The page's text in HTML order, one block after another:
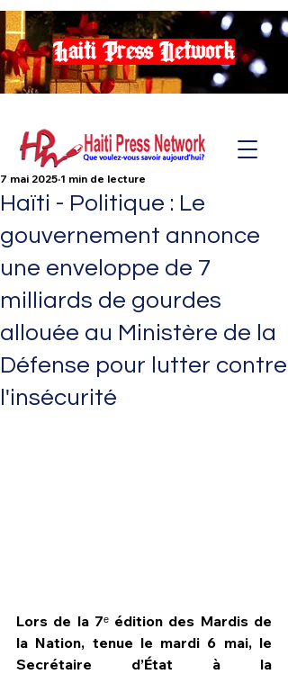
Haiti Press Network
Haïti - Politique : Le
gouvernement annonce
une enveloppe de 7
milliards de gourdes
allouée au Ministère de la
Défense pour lutter contre
l'insécurité
7 mai 2025 1 min de lecture
Lors de la 7ᵉ édition des Mardis de
la Nation, tenue le mardi 6 mai, le
Secrétaire d’État à la